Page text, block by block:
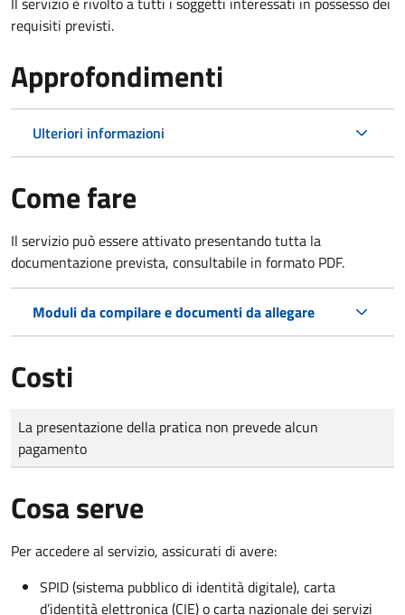
requisiti previsti.
Approfondimenti
Ulteriori informazioni
Come fare
Il servizio può essere attivato presentando tutta la
documentazione prevista, consultabile in formato PDF.
Moduli da compilare e documenti da allegare
Costi
Tipo di pagamento
Importo
La presentazione della pratica non prevede alcun
pagamento
Cosa serve
Per accedere al servizio, assicurati di avere:
SPID (sistema pubblico di identità digitale), carta
d’identità elettronica (CIE) o carta nazionale dei servizi